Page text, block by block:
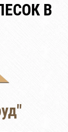
В